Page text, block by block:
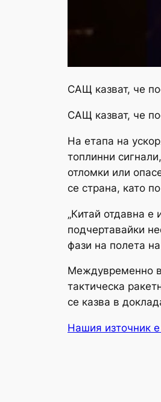
САЩ казват, че
САЩ казват, че
На етапа на
топлинни
отломки или
се страна, като
„Китай отдавна е
подчертавайки
фази на полета
Междувременно в
тактическа
се казва в
Нашия източник